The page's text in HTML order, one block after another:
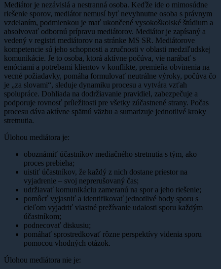
Mediátor je nezávislá a nestranná osoba. Keďže ide o mimosúdne
riešenie sporov, mediátor nemusí byť nevyhnutne osoba s právnym
vzdelaním, podmienkou je mať ukončené vysokoškolské štúdium a
absolvovať odbornú prípravu mediátorov. Mediátor je zapísaný a
vedený v registri mediátorov na stránke MS SR. Mediátorove
kompetencie sú jeho schopnosti a zručnosti v oblasti medziľudskej
komunikácie. Je to osoba, ktorá aktívne počúva, vie narábať s
emóciami a potrebami klientov v konflikte, premieňa obvinenia na
vecné požiadavky, pomáha formulovať neutrálne výroky, počúva čo
je „za slovami“, sleduje dynamiku procesu a vytvára vzťah
spolupráce. Dohliada na dodržiavanie pravidiel, zabezpečuje a
podporuje rovnosť príležitosti pre všetky zúčastnené strany. Počas
procesu dáva aktívne spätnú väzbu a sumarizuje jednotlivé kroky
stretnutia.
Úlohou mediátora je:
oboznámiť účastníkov mediačného stretnutia s tým, ako
proces prebieha;
uistiť účastníkov, že každý z nich dostane priestor na
vyjadrenie – svoj neprerušovaný čas;
udržiavať komunikáciu zameranú na spor a jeho riešenie;
pomôcť vyjasniť a identifikovať jednotlivé body sporu s
cieľom vyjadriť vlastné prežívanie udalosti sporu každým
účastníkom;
podnecovať diskusiu;
pomáhať sprostredkovať rôzne perspektívy videnia sporu
pomocou vhodných otázok.
Úlohou mediátora nie je: